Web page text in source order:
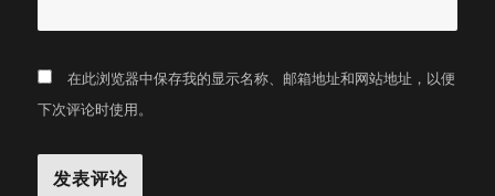
在此浏览器中保存我的显示名称、邮箱地址和网站地址，以便
下次评论时使用。